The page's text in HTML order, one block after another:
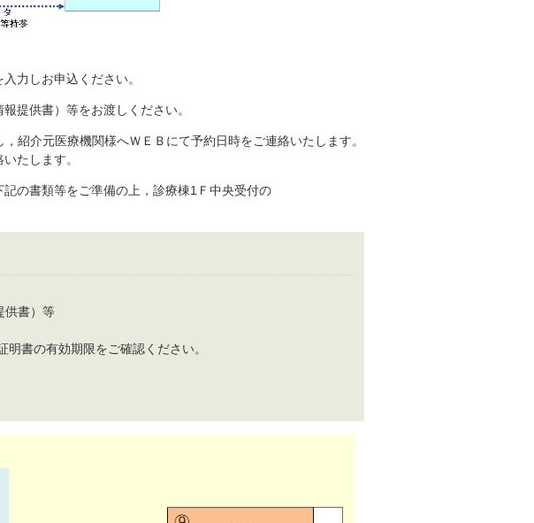
力しお申込ください。
提供書）等をお渡しください。
紹介元医療機関様へＷＥＢにて予約日時をご連絡いたします。
たします。
の書類等をご準備の上，診療棟1Ｆ中央受付の
供書）等
書の有効期限をご確認ください。